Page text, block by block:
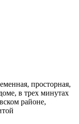
просторная,
в трех минутах
районе,